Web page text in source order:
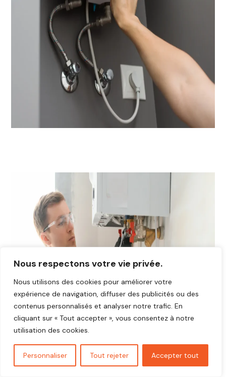
Nous respectons votre vie privée.
Nous utilisons des cookies pour améliorer votre
expérience de navigation, diffuser des publicités ou des
contenus personnalisés et analyser notre trafic. En
cliquant sur « Tout accepter », vous consentez à notre
utilisation des cookies.
Personnaliser Tout rejeter Accepter tout